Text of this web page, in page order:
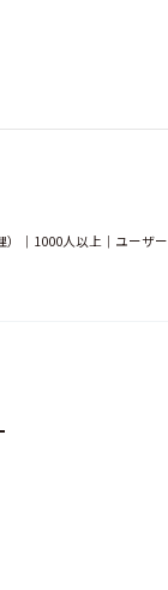
｜1000人以上｜ユーザ